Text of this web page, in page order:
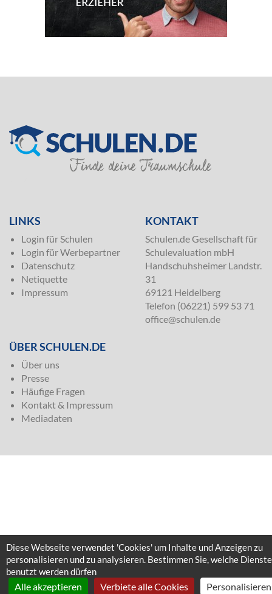
LINKS
Login für Schulen
Login für Werbepartner
Datenschutz
Netiquette
Impressum
KONTAKT
Schulen.de Gesellschaft für
Schulevaluation mbH
Handschuhsheimer Landstr.
31
69121 Heidelberg
Telefon (06221) 599 53 71
office@schulen.de
ÜBER SCHULEN.DE
Über uns
Presse
Häufige Fragen
Kontakt & Impressum
Mediadaten
Diese Webseite verwendet 'Cookies' um Inhalte und Anzeigen zu
personalisieren und zu analysieren. Bestimmen Sie, welche Dienste
benutzt werden dürfen
Alle akzeptieren Verbiete alle Cookies Personalisieren